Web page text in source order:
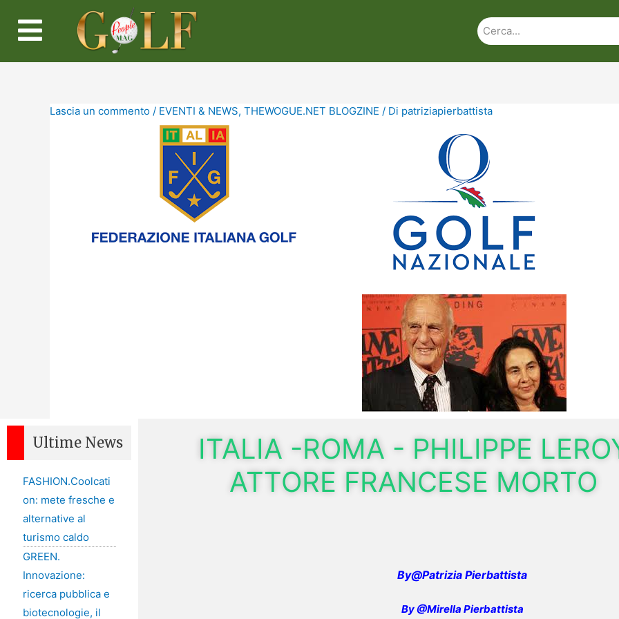
Lascia un commento / EVENTI & NEWS, THEWOGUE.NET BLOGZINE / Di patriziapierbattista
Ultime News
FASHION.Coolcati
on: mete fresche e
alternative al
turismo caldo
GREEN.
Innovazione:
ricerca pubblica e
biotecnologie, il
ITALIA -ROMA - PHILIPPE
ATTORE FRANCESE MORTO
By@Patrizia Pierbattista
By @Mirella Pierbattista